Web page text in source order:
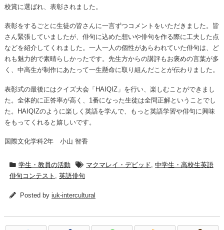
校賞に選ばれ、表彰されました。
表彰をするごとに生徒の皆さんに一言ずつコメントをいただきました。皆
さん緊張していましたが、俳句に込めた想いや俳句を作る際に工夫した点
などを紹介してくれました。一人一人の個性があらわれていた俳句は、ど
れも魅力的で素晴らしかったです。先生方からの講評もお褒めの言葉が多
く、中高生が制作にあたって一生懸命に取り組んだことが伝わりました。
表彰式の最後にはクイズ大会「HAIQIZ」を行い、楽しむことができまし
た。全体的に正答率が高く、1番になった生徒は全問正解ということでし
た。HAIQIZのように楽しく英語を学んで、もっと英語学習や俳句に興味
をもってくれると嬉しいです。
国際文化学科2年 小山 智香
学生・教員の活動 マクマレイ・デビッド, 中学生・高校生英語
俳句コンテスト , 英語俳句
Posted by iuk-intercultural